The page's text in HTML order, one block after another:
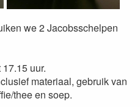
we 2 Jacobsschelpen
uur.
materiaal, gebruik van
thee en soep.